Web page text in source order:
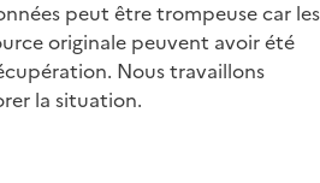
peut être trompeuse car les
originale peuvent avoir été
Nous travaillons
la situation.